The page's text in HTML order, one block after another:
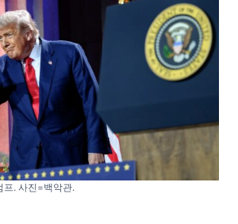
프. 사진=백악관.